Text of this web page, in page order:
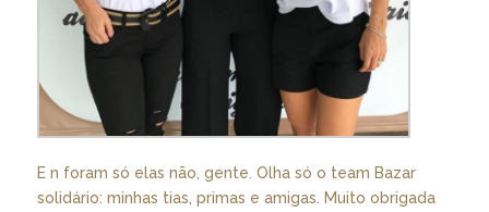
E n foram só elas não, gente. Olha só o team Bazar
solidário: minhas tias, primas e amigas. Muito obrigada